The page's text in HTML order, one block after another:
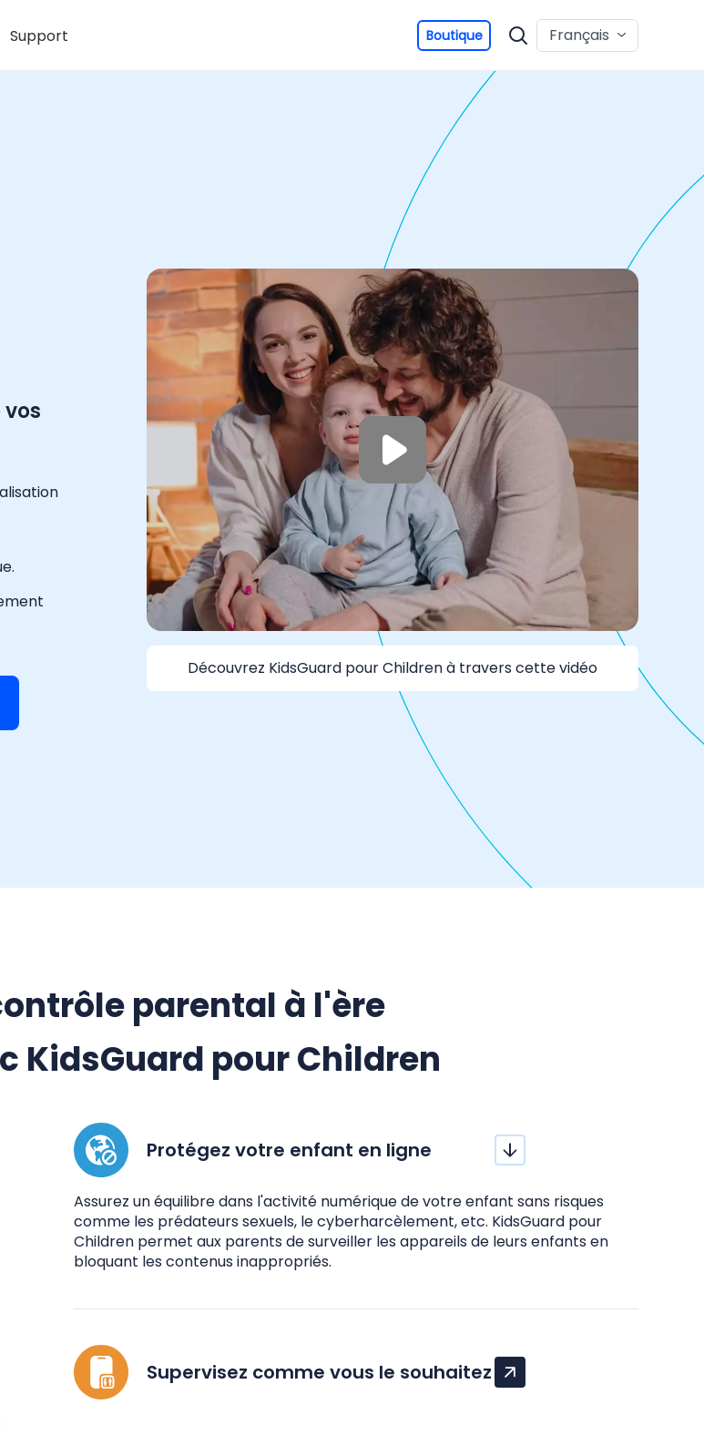
Support Boutique Français
Découvrez KidsGuard pour Children à travers cette vidéo
parental à l'ère
KidsGuard pour Children
Protégez votre enfant en ligne
Assurez un équilibre dans l'activité numérique de votre enfant sans risques
comme les prédateurs sexuels, le cyberharcèlement, etc. KidsGuard pour
Children permet aux parents de surveiller les appareils de leurs enfants en
bloquant les contenus inappropriés.
Supervisez comme vous le souhaitez